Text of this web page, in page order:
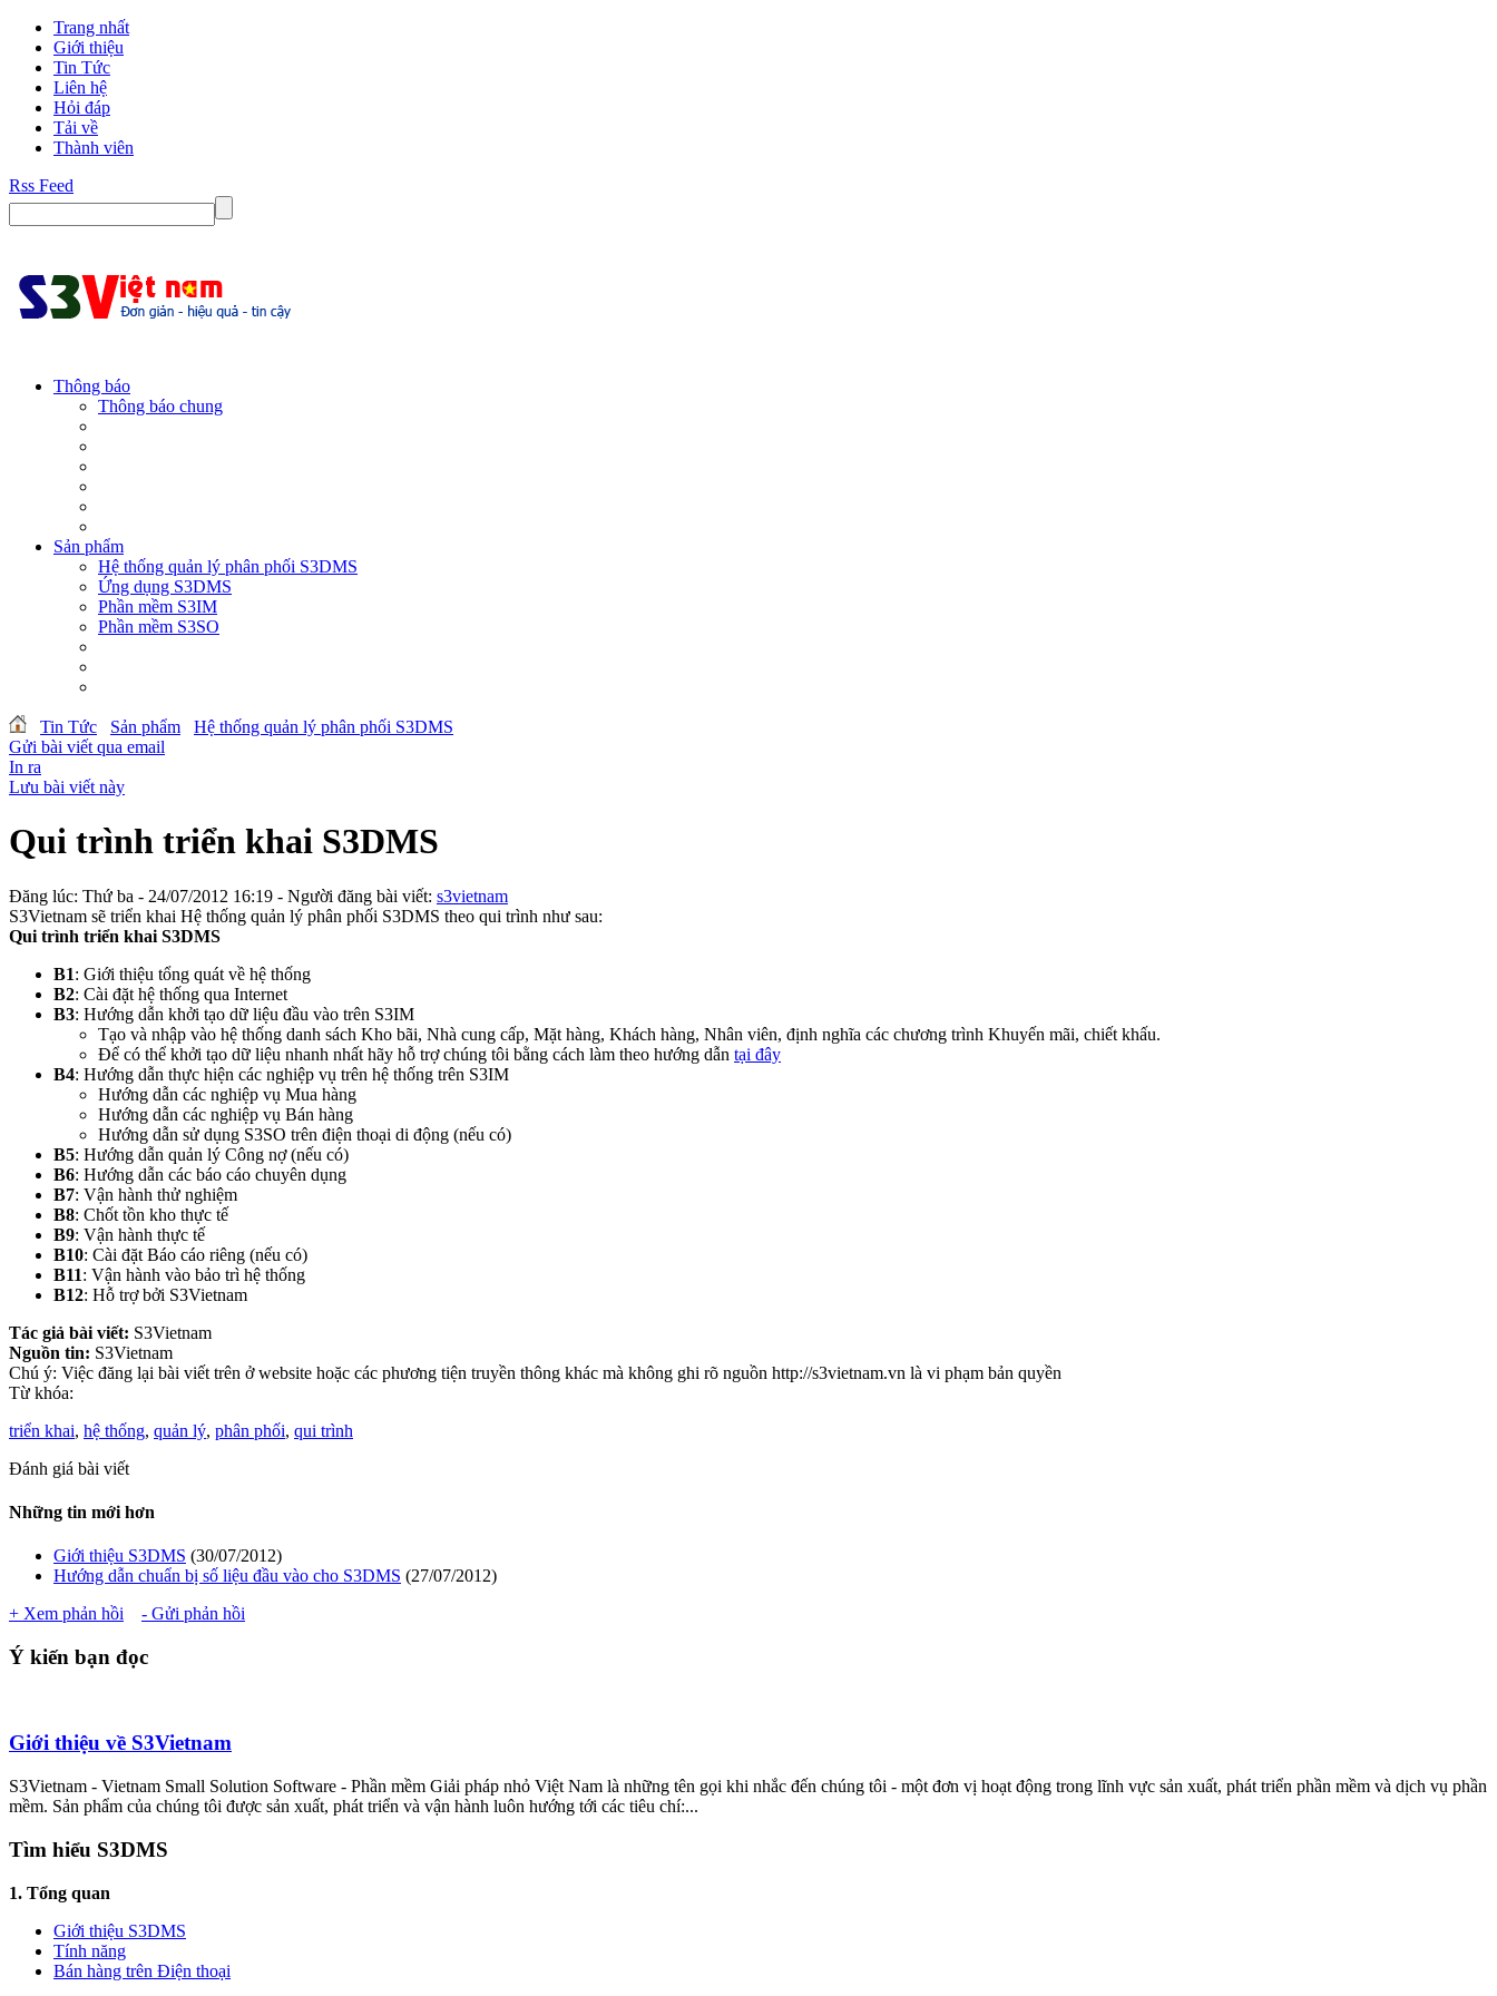
Trang nhất
Giới thiệu
Tin Tức
Liên hệ
Hỏi đáp
Tải về
Thành viên
Rss Feed
Thông báo
Thông báo chung
Sản phẩm
Hệ thống quản lý phân phối S3DMS
Ứng dụng S3DMS
Phần mềm S3IM
Phần mềm S3SO
Tin Tức Sản phẩm
Hệ thống quản lý phân phối S3DMS
Gửi bài viết qua email
In ra
Lưu bài viết này
Qui trình triển khai S3DMS
Đăng lúc: Thứ ba - 24/07/2012 16:19 - Người đăng bài viết: s3vietnam
S3Vietnam sẽ triển khai Hệ thống quản lý phân phối S3DMS theo qui trình như sau:
Qui trình triển khai S3DMS
B1: Giới thiệu tổng quát về hệ thống
B2: Cài đặt hệ thống qua Internet
B3: Hướng dẫn khởi tạo dữ liệu đầu vào trên S3IM
Tạo và nhập vào hệ thống danh sách Kho bãi, Nhà cung cấp, Mặt hàng, Khách hàng, Nhân viên, định nghĩa các chương trình Khuyến mãi, chiết khấu.
Để có thể khởi tạo dữ liệu nhanh nhất hãy hỗ trợ chúng tôi bằng cách làm theo hướng dẫn tại đây
B4: Hướng dẫn thực hiện các nghiệp vụ trên hệ thống trên S3IM
Hướng dẫn các nghiệp vụ Mua hàng
Hướng dẫn các nghiệp vụ Bán hàng
Hướng dẫn sử dụng S3SO trên điện thoại di động (nếu có)
B5: Hướng dẫn quản lý Công nợ (nếu có)
B6: Hướng dẫn các báo cáo chuyên dụng
B7: Vận hành thử nghiệm
B8: Chốt tồn kho thực tế
B9: Vận hành thực tế
B10: Cài đặt Báo cáo riêng (nếu có)
B11: Vận hành vào bảo trì hệ thống
B12: Hỗ trợ bởi S3Vietnam
Tác giả bài viết: S3Vietnam
Nguồn tin: S3Vietnam
Chú ý: Việc đăng lại bài viết trên ở website hoặc các phương tiện truyền thông khác mà không ghi rõ nguồn http://s3vietnam.vn là vi phạm bản quyền
Từ khóa:
triển khai, hệ thống, quản lý, phân phối, qui trình
Đánh giá bài viết
Những tin mới hơn
Giới thiệu S3DMS (30/07/2012)
Hướng dẫn chuẩn bị số liệu đầu vào cho S3DMS (27/07/2012)
+ Xem phản hồi
- Gửi phản hồi
Ý kiến bạn đọc
Giới thiệu về S3Vietnam
S3Vietnam - Vietnam Small Solution Software - Phần mềm Giải pháp nhỏ Việt Nam là những tên gọi khi nhắc đến chúng tôi - một đơn vị hoạt động trong lĩnh vực sản xuất, phát triển phần mềm và dịch vụ phần
mềm. Sản phẩm của chúng tôi được sản xuất, phát triển và vận hành luôn hướng tới các tiêu chí:...
Tìm hiểu S3DMS
1. Tổng quan
Giới thiệu S3DMS
Tính năng
Bán hàng trên Điện thoại